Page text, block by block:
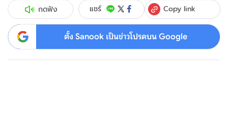
กดฟัง แชร์ Copy link
ตั้ง Sanook เป็นข่าวโปรดบน Google